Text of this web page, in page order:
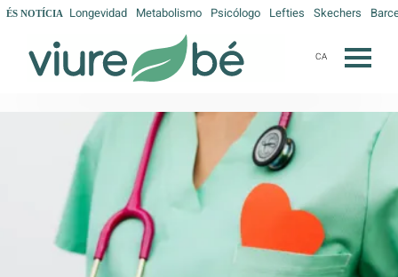
ÉS NOTÍCIA Longevidad Metabolismo Psicólogo Lefties Skechers
CA